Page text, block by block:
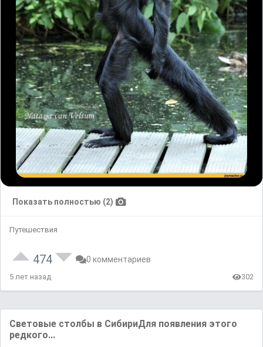
Показать полностью (2)
Путешествия
474 0 комментариев
5 лет назад 302
Световые столбы в СибириДля появления этого
редкого...